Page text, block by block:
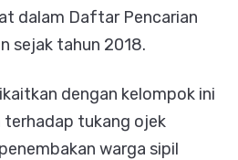
dalam Daftar Pencarian
sejak tahun 2018.
dengan kelompok ini
tukang ojek
warga sipil